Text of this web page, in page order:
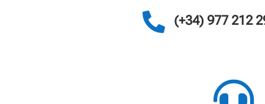
 (+34) 977 212